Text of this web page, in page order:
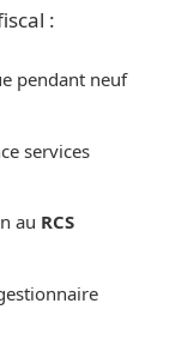
:
pendant neuf
services
au RCS